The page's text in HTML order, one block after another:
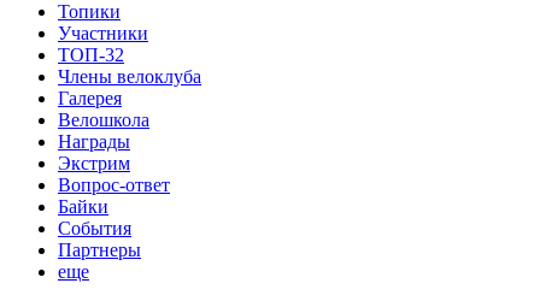
Топики
Участники
ТОП-32
Члены велоклуба
Галерея
Велошкола
Награды
Экстрим
Вопрос-ответ
Байки
События
Партнеры
еще